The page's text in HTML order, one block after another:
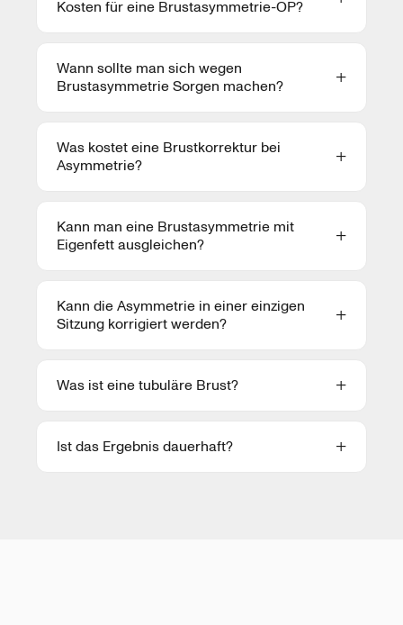
Kosten für eine Brustasymmetrie-OP?
Wann sollte man sich wegen
Brustasymmetrie Sorgen machen?
Was kostet eine Brustkorrektur bei
Asymmetrie?
Kann man eine Brustasymmetrie mit
Eigenfett ausgleichen?
Kann die Asymmetrie in einer einzigen
Sitzung korrigiert werden?
Was ist eine tubuläre Brust?
Ist das Ergebnis dauerhaft?